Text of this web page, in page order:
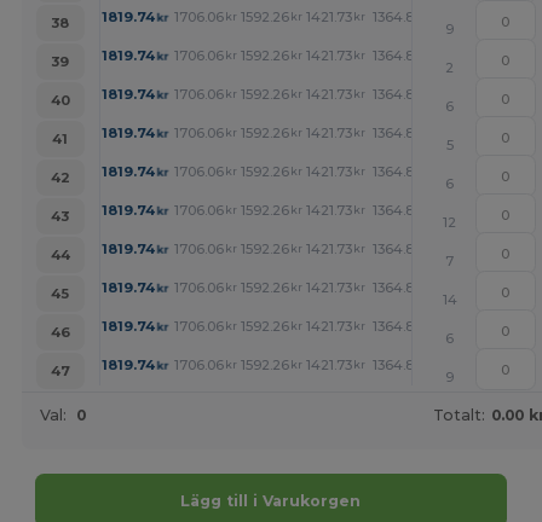
38
1819.74kr 1706.06 kr 1592.26 kr 1421.73 kr 1364.89 kr
9
39
1819.74kr 1706.06 kr 1592.26 kr 1421.73 kr 1364.89 kr
2
40
1819.74kr 1706.06 kr 1592.26 kr 1421.73 kr 1364.89 kr
6
41
1819.74kr 1706.06 kr 1592.26 kr 1421.73 kr 1364.89 kr
5
42
1819.74kr 1706.06 kr 1592.26 kr 1421.73 kr 1364.89 kr
6
43
1819.74kr 1706.06 kr 1592.26 kr 1421.73 kr 1364.89 kr
12
44
1819.74kr 1706.06 kr 1592.26 kr 1421.73 kr 1364.89 kr
7
45
1819.74kr 1706.06 kr 1592.26 kr 1421.73 kr 1364.89 kr
14
46
1819.74kr 1706.06 kr 1592.26 kr 1421.73 kr 1364.89 kr
6
47
1819.74kr 1706.06 kr 1592.26 kr 1421.73 kr 1364.89 kr
9
Val: 0 Totalt: 0.00
Lägg till i Varukorgen